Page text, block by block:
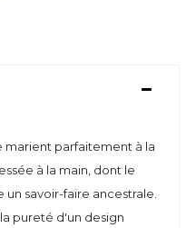
marient parfaitement à la
à la main, dont le
savoir-faire ancestrale.
pureté d'un design